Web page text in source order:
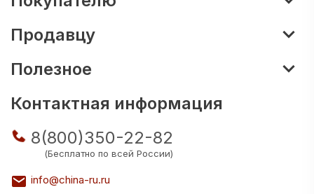
Продавцу
Полезное
Контактная информация
8(800)350-22-82
(Бесплатно по всей России)
info@china-ru.ru